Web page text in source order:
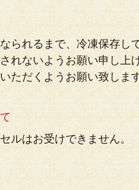
られるまで、冷凍保存し
れないようお願い申し上
ただくようお願い致しま
ルはお受けできません。